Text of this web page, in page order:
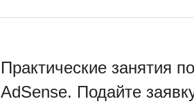
Практические занятия
AdSense. Подайте